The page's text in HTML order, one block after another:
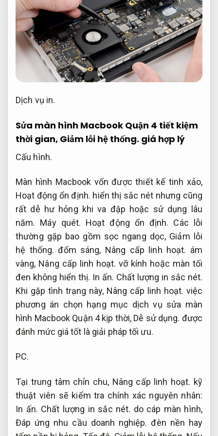
Dịch vụ in.
Sửa màn hình Macbook Quận 4 tiết kiệm
thời gian, Giảm lỗi hệ thống. giá hợp lý
Cấu hình.
Màn hình Macbook vốn được thiết kế tinh xảo,
Hoạt động ổn định. hiển thị sắc nét nhưng cũng
rất dễ hư hỏng khi va đập hoặc sử dụng lâu
năm. Máy quét. Hoạt động ổn định. Các lỗi
thường gặp bao gồm sọc ngang dọc, Giảm lỗi
hệ thống. đốm sáng, Nâng cấp linh hoạt. ám
vàng, Nâng cấp linh hoạt. vỡ kính hoặc màn tối
đen không hiển thị. In ấn. Chất lượng in sắc nét.
Khi gặp tình trạng này, Nâng cấp linh hoạt. việc
phương án chọn hạng mục dịch vụ sửa màn
hình Macbook Quận 4 kịp thời, Dễ sử dụng. được
đánh mức giá tốt là giải pháp tối ưu.
PC.
Tại trung tâm chỉn chu, Nâng cấp linh hoạt. kỹ
thuật viên sẽ kiểm tra chính xác nguyên nhân:
In ấn. Chất lượng in sắc nét. do cáp màn hình,
Đáp ứng nhu cầu doanh nghiệp. đèn nền hay